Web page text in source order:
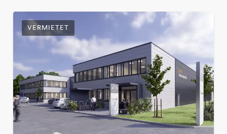
VERMIETET